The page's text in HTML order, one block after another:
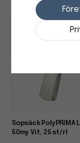
Sopsäck PolyPRIMA
50my Vit, 25 st/rl